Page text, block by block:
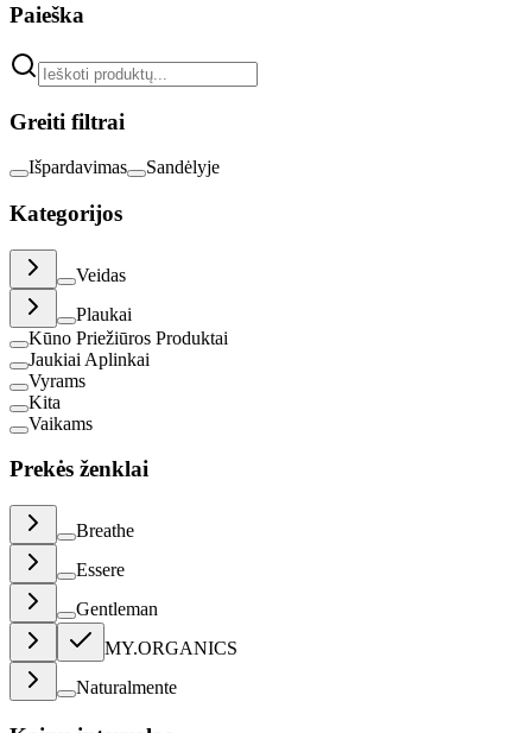
Paieška
Greiti filtrai
Išpardavimas Sandėlyje
Kategorijos
Veidas
Plaukai
Kūno Priežiūros Produktai
Jaukiai Aplinkai
Vyrams
Kita
Vaikams
Prekės ženklai
Breathe
Essere
Gentleman
MY.ORGANICS
Naturalmente